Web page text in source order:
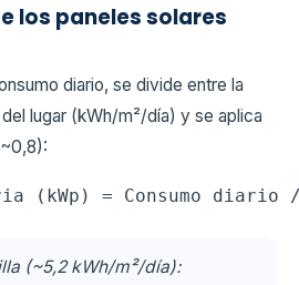
los paneles solares
diario, se divide entre la
lugar (kWh/m²/día) y se aplica
(~5,2 kWh/m²/día):